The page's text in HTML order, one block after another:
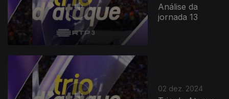
Análise da
jornada 13
02 dez. 2024